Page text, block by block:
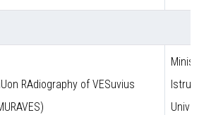
RAdiography of VESuvius